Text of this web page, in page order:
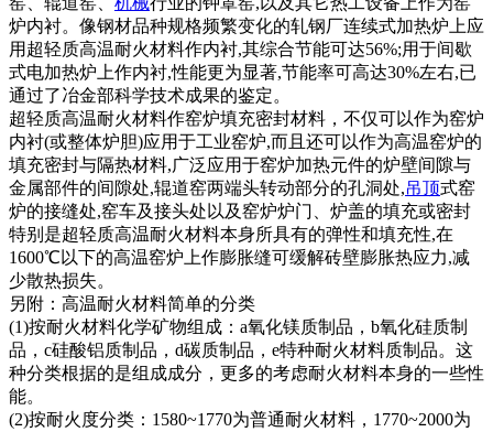
炉内衬。像钢材品种规格频繁变化的轧钢厂连续式加热炉上应
用超轻质高温耐火材料作内衬,其综合节能可达56%;用于间歇
式电加热炉上作内衬,性能更为显著,节能率可高达30%左右,已
通过了冶金部科学技术成果的鉴定。
超轻质高温耐火材料作窑炉填充密封材料，不仅可以作为窑炉
内衬(或整体炉胆)应用于工业窑炉,而且还可以作为高温窑炉的
填充密封与隔热材料,广泛应用于窑炉加热元件的炉壁间隙与
金属部件的间隙处,辊道窑两端头转动部分的孔洞处,吊顶式窑
炉的接缝处,窑车及接头处以及窑炉炉门、炉盖的填充或密封
特别是超轻质高温耐火材料本身所具有的弹性和填充性,在
1600℃以下的高温窑炉上作膨胀缝可缓解砖壁膨胀热应力,减
少散热损失。
另附：高温耐火材料简单的分类
(1)按耐火材料化学矿物组成：a氧化镁质制品，b氧化硅质制
品，c硅酸铝质制品，d碳质制品，e特种耐火材料质制品。这
种分类根据的是组成成分，更多的考虑耐火材料本身的一些性
能。
(2)按耐火度分类：1580~1770为普通耐火材料，1770~2000为